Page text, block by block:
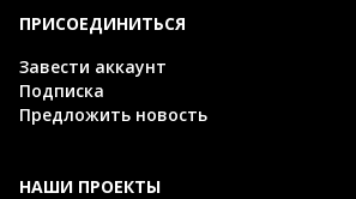
ПРИСОЕДИНИТЬСЯ
Завести аккаунт
Подписка
Предложить новость
НАШИ ПРОЕКТЫ